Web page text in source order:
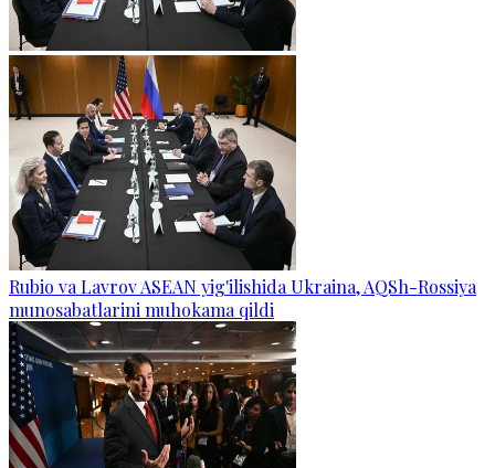
Rubio va Lavrov ASEAN yig'ilishida Ukraina, AQSh-Rossiya
munosabatlarini muhokama qildi